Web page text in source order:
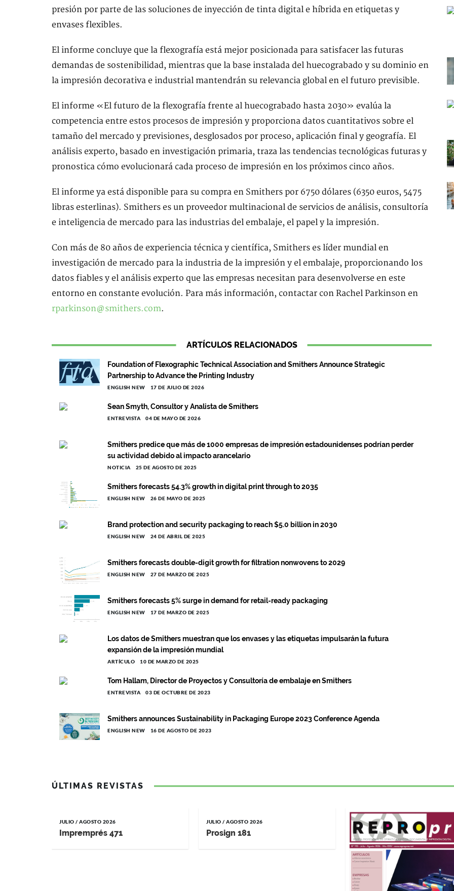
presión por parte de las soluciones de inyección de tinta digital e híbrida en etiquetas y
envases flexibles.
El informe concluye que la flexografía está mejor posicionada para satisfacer las futuras
demandas de sostenibilidad, mientras que la base instalada del huecograbado y su dominio en
la impresión decorativa e industrial mantendrán su relevancia global en el futuro previsible.
El informe «El futuro de la flexografía frente al huecograbado hasta 2030» evalúa la
competencia entre estos procesos de impresión y proporciona datos cuantitativos sobre el
tamaño del mercado y previsiones, desglosados por proceso, aplicación final y geografía. El
análisis experto, basado en investigación primaria, traza las tendencias tecnológicas futuras y
pronostica cómo evolucionará cada proceso de impresión en los próximos cinco años.
El informe ya está disponible para su compra en Smithers por 6750 dólares (6350 euros, 5475
libras esterlinas). Smithers es un proveedor multinacional de servicios de análisis, consultoría
e inteligencia de mercado para las industrias del embalaje, el papel y la impresión.
Con más de 80 años de experiencia técnica y científica, Smithers es líder mundial en
investigación de mercado para la industria de la impresión y el embalaje, proporcionando los
datos fiables y el análisis experto que las empresas necesitan para desenvolverse en este
entorno en constante evolución. Para más información, contactar con Rachel Parkinson en
rparkinson@smithers.com.
ARTÍCULOS RELACIONADOS
Foundation of Flexographic Technical Association and Smithers Announce Strategic
Partnership to Advance the Printing Industry
ENGLISH NEW 17 DE JULIO DE 2026
Sean Smyth, Consultor y Analista de Smithers
ENTREVISTA 04 DE MAYO DE 2026
Smithers predice que más de 1000 empresas de impresión estadounidenses podrían perder
su actividad debido al impacto arancelario
NOTICIA 25 DE AGOSTO DE 2025
Smithers forecasts 54.3% growth in digital print through to 2035
ENGLISH NEW 26 DE MAYO DE 2025
Brand protection and security packaging to reach $5.0 billion in 2030
ENGLISH NEW 24 DE ABRIL DE 2025
Smithers forecasts double-digit growth for filtration nonwovens to 2029
ENGLISH NEW 27 DE MARZO DE 2025
Smithers forecasts 5% surge in demand for retail-ready packaging
ENGLISH NEW 17 DE MARZO DE 2025
Los datos de Smithers muestran que los envases y las etiquetas impulsarán la futura
expansión de la impresión mundial
ARTÍCULO 10 DE MARZO DE 2025
Tom Hallam, Director de Proyectos y Consultoría de embalaje en Smithers
ENTREVISTA 03 DE OCTUBRE DE 2023
Smithers announces Sustainability in Packaging Europe 2023 Conference Agenda
ENGLISH NEW 16 DE AGOSTO DE 2023
ÚLTIMAS REVISTAS
JULIO / AGOSTO 2026
Impremprés 471
JULIO / AGOSTO 2026
Prosign 181